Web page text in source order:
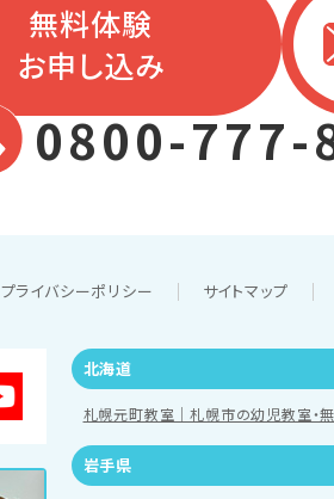
無料体験
お申し込み
0800-777-
プライバシーポリシー サイトマップ
北海道
札幌元町教室｜札幌市の幼児教室・
岩手県